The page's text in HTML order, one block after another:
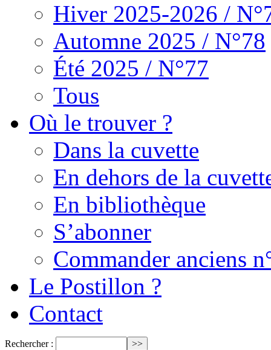
Hiver 2025-2026 /
Automne 2025 / N°78
Été 2025 / N°77
Tous
Où le trouver ?
Dans la cuvette
En dehors de la
En bibliothèque
S’abonner
Commander anciens
Le Postillon ?
Contact
Rechercher :